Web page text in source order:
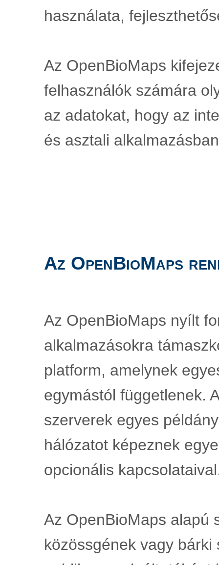
használata,
Az OpenBioMaps
felhasználók számára
az adatokat, hogy az
és asztali
Az OpenBioMaps
Az OpenBioMaps nyílt
alkalmazásokra
platform, amelynek
egymástól függetlenek.
szerverek egyes
hálózatot képeznek
opcionális
Az OpenBioMaps alapú
közössgének vagy